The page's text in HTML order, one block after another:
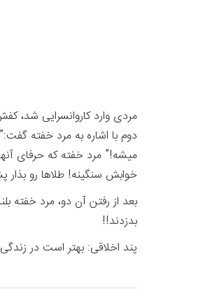
مردی وارد کاروانسرایی شد،
دوم با اشاره به مرد خفته
میشه!” مرد خفته که حرفای
خوابش سنگینه! طلاها رو
بعد از رفتن آن دو، مرد خفته
بدزدند!!
پند اخلاقی: بهتر است در